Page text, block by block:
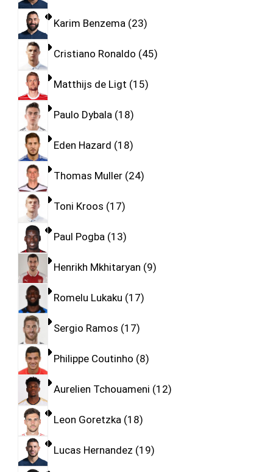
Karim Benzema 23
Cristiano Ronaldo 45
Matthijs de Ligt 15
Paulo Dybala 18
Eden Hazard 18
Thomas Muller 24
Toni Kroos 17
Paul Pogba 13
Henrikh Mkhitaryan 9
Romelu Lukaku 17
Sergio Ramos 17
Philippe Coutinho 8
Aurelien Tchouameni 12
Leon Goretzka 18
Lucas Hernandez 19